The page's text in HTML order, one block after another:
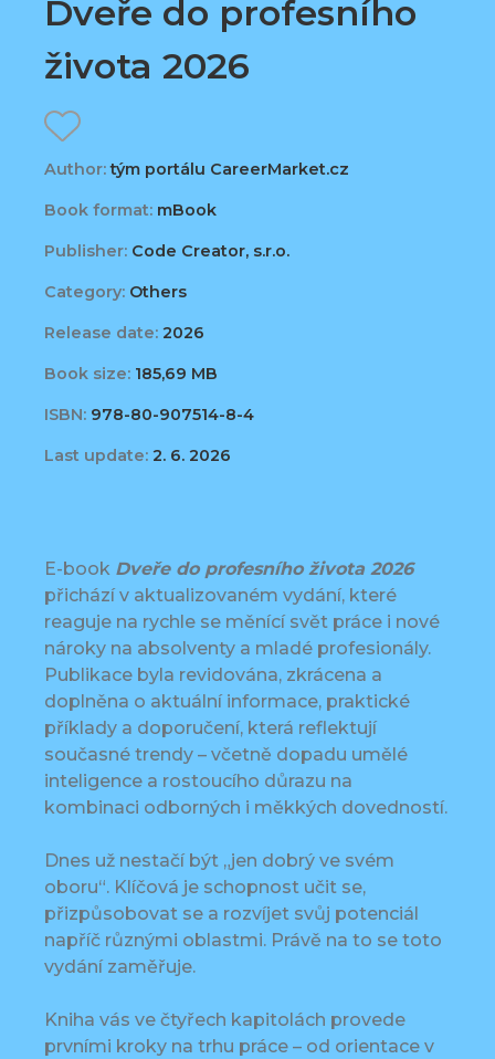
Dveře do profesního
života 2026
Author:tým portálu CareerMarket.cz
Book format: mBook
Publisher: Code Creator, s.r.o.
Category: Others
Release date: 2026
Book size: 185,69 MB
ISBN: 978-80-907514-8-4
Last update: 2. 6. 2026
E-book Dveře do profesního života 2026
přichází v aktualizovaném vydání, které
reaguje na rychle se měnící svět práce i nové
nároky na absolventy a mladé profesionály.
Publikace byla revidována, zkrácena a
doplněna o aktuální informace, praktické
příklady a doporučení, která reflektují
současné trendy – včetně dopadu umělé
inteligence a rostoucího důrazu na
kombinaci odborných i měkkých dovedností.
Dnes už nestačí být „jen dobrý ve svém
oboru“. Klíčová je schopnost učit se,
přizpůsobovat se a rozvíjet svůj potenciál
napříč různými oblastmi. Právě na to se toto
vydání zaměřuje.
Kniha vás ve čtyřech kapitolách provede
prvními kroky na trhu práce – od orientace v